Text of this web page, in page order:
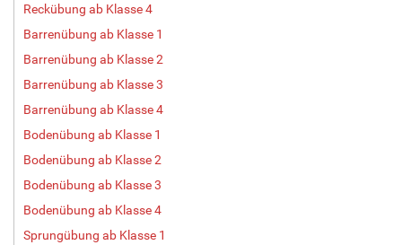
Reckübung ab Klasse 4
Barrenübung ab Klasse 1
Barrenübung ab Klasse 2
Barrenübung ab Klasse 3
Barrenübung ab Klasse 4
Bodenübung ab Klasse 1
Bodenübung ab Klasse 2
Bodenübung ab Klasse 3
Bodenübung ab Klasse 4
Sprungübung ab Klasse 1